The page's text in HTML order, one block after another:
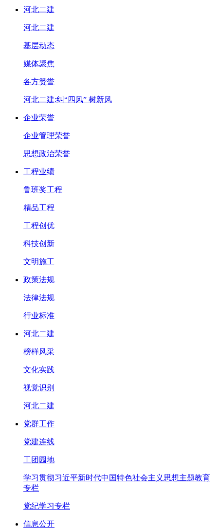
河北二建
河北二建
基层动态
媒体聚焦
各方赞誉
河北二建:纠“四风” 树新风
企业荣誉
企业管理荣誉
思想政治荣誉
工程业绩
鲁班奖工程
精品工程
工程创优
科技创新
文明施工
政策法规
法律法规
行业标准
河北二建
榜样风采
文化实践
视觉识别
河北二建
党群工作
党建连线
工团园地
学习贯彻习近平新时代中国特色社会主义思想主题教育
专栏
党纪学习专栏
信息公开